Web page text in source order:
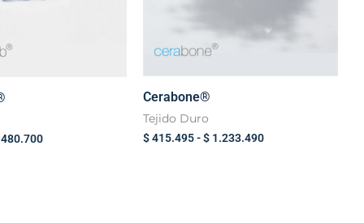
480.700
Cerabone®
Tejido Duro
$415.495-$ 1.233.490